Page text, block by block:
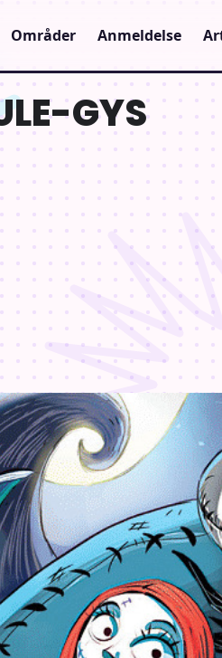
Områder Anmeldelse
GYS